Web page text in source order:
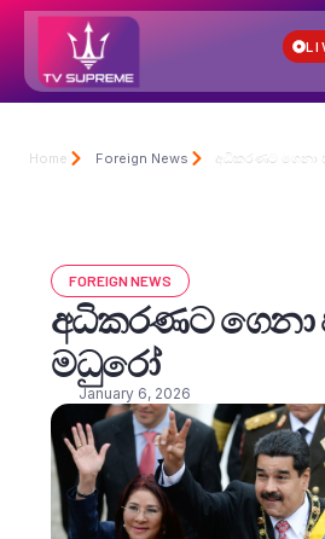
Home Foreign News අධිකරණට ගෙනා
FOREIGN NEWS
අධිකරණට ගෙනා
මධුරෝ
January 6, 2026